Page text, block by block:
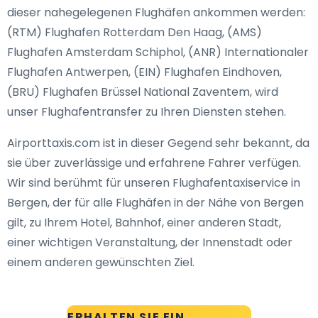
dieser nahegelegenen Flughäfen ankommen werden:
(RTM) Flughafen Rotterdam Den Haag, (AMS)
Flughafen Amsterdam Schiphol, (ANR) Internationaler
Flughafen Antwerpen, (EIN) Flughafen Eindhoven,
(BRU) Flughafen Brüssel National Zaventem, wird
unser Flughafentransfer zu Ihren Diensten stehen.
Airporttaxis.com ist in dieser Gegend sehr bekannt, da
sie über zuverlässige und erfahrene Fahrer verfügen.
Wir sind berühmt für unseren Flughafentaxiservice in
Bergen, der für alle Flughäfen in der Nähe von Bergen
gilt, zu Ihrem Hotel, Bahnhof, einer anderen Stadt,
einer wichtigen Veranstaltung, der Innenstadt oder
einem anderen gewünschten Ziel.